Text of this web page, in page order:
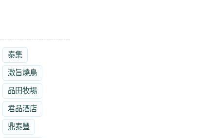
泰集
激旨燒鳥
品田牧場
君品酒店
鼎泰豐